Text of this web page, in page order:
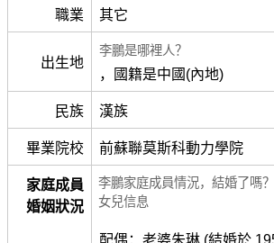
職業 其它
出生地
李鵬是哪裡人？
，國籍是中國(內地)
民族 漢族
畢業院校 前蘇聯莫斯科動力學院
家庭成員
婚姻狀況
李鵬家庭成員情況，結婚了嗎
女兒信息
配偶：老婆朱琳 (結婚於